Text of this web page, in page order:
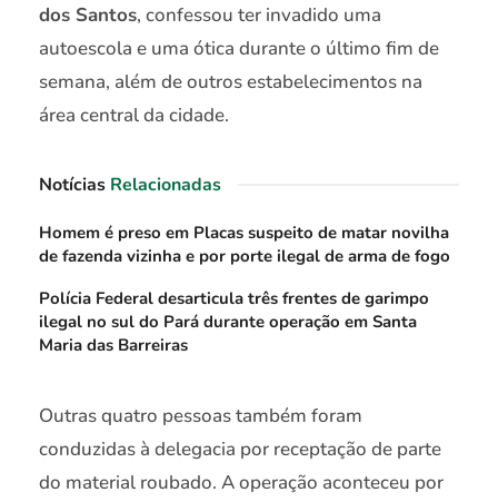
dos Santos, confessou ter invadido uma
autoescola e uma ótica durante o último fim de
semana, além de outros estabelecimentos na
área central da cidade.
Notícias Relacionadas
Homem é preso em Placas suspeito de matar novilha
de fazenda vizinha e por porte ilegal de arma de fogo
Polícia Federal desarticula três frentes de garimpo
ilegal no sul do Pará durante operação em Santa
Maria das Barreiras
Outras quatro pessoas também foram
conduzidas à delegacia por receptação de parte
do material roubado. A operação aconteceu por